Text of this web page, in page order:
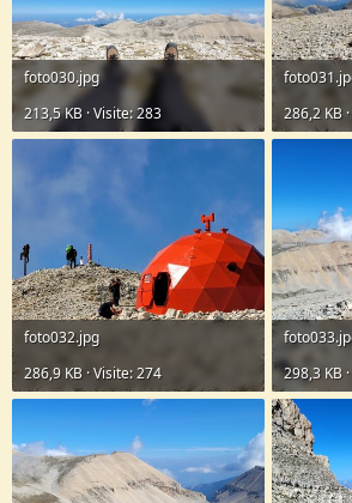
foto030.jpg
213,5 KB · Visite: 283
286,2 KB
foto032.jpg
286,9 KB · Visite: 274
298,3 KB